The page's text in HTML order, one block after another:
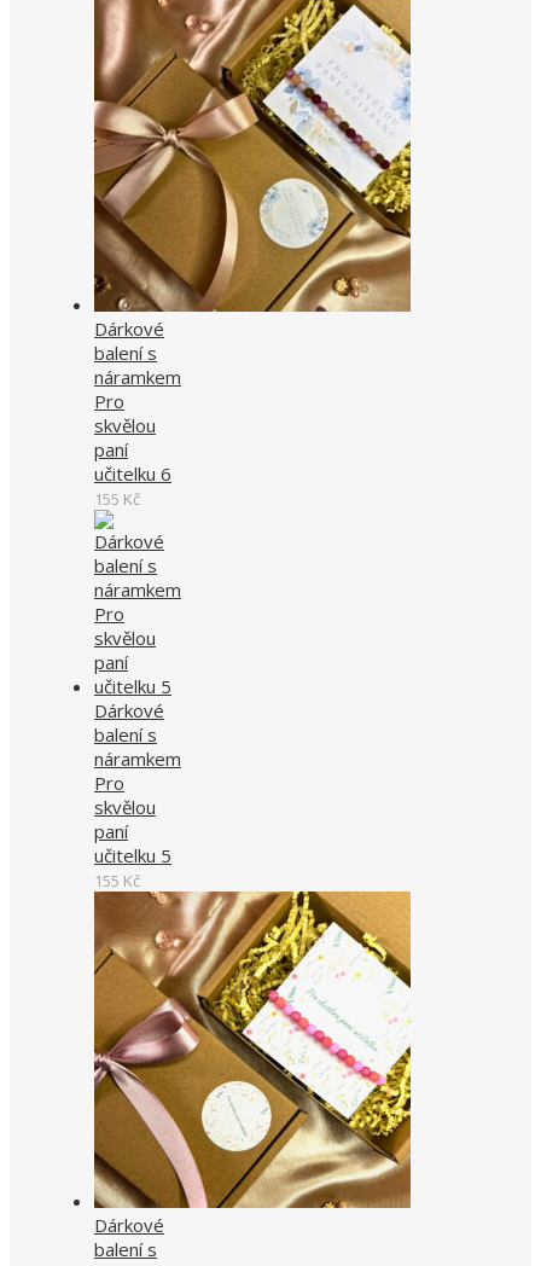
Dárkové
balení s
náramkem
Pro
skvělou
paní
učitelku 6
155 Kč
Dárkové
balení s
náramkem
Pro
skvělou
paní
učitelku 5
155 Kč
Dárkové
balení s